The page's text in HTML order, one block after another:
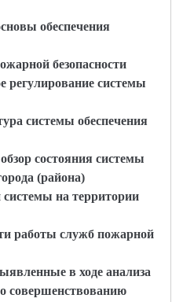
обеспечения
безопасности
регулирование системы
системы обеспечения
состояния системы
(района)
на территории
работы служб пожарной
в ходе анализа
совершенствованию